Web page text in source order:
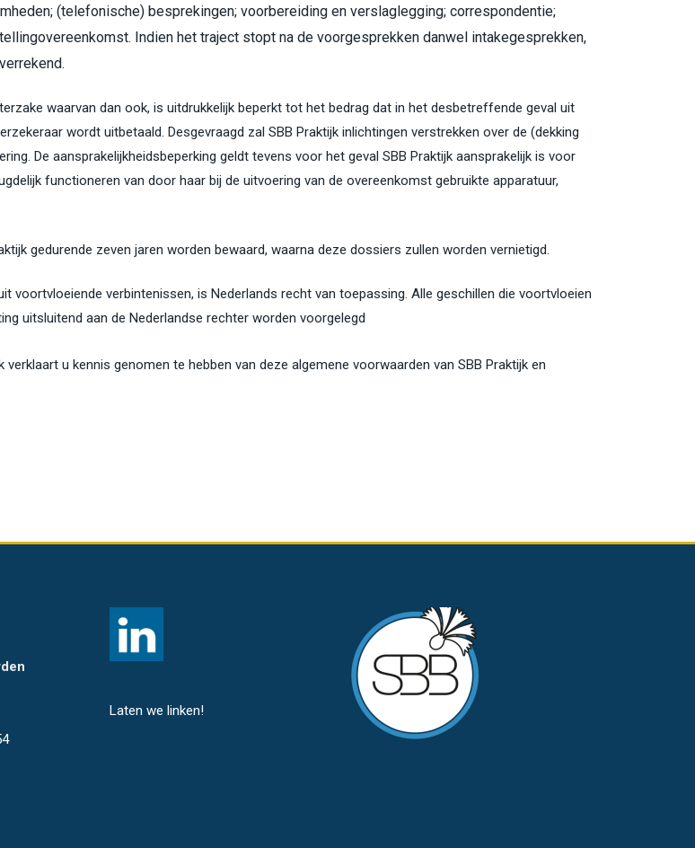
(telefonische) besprekingen; voorbereiding en verslaglegging; correspondentie;
Indien het traject stopt na de voorgesprekken danwel intakegesprekken,
waarvan dan ook, is uitdrukkelijk beperkt tot het bedrag dat in het desbetreffende geval uit
wordt uitbetaald. Desgevraagd zal SBB Praktijk inlichtingen verstrekken over de (dekking
De aansprakelijkheidsbeperking geldt tevens voor het geval SBB Praktijk aansprakelijk is voor
functioneren van door haar bij de uitvoering van de overeenkomst gebruikte apparatuur,
gedurende zeven jaren worden bewaard, waarna deze dossiers zullen worden vernietigd.
voortvloeiende verbintenissen, is Nederlands recht van toepassing. Alle geschillen die voortvloeien
uitsluitend aan de Nederlandse rechter worden voorgelegd
u kennis genomen te hebben van deze algemene voorwaarden van SBB Praktijk en
Laten we linken!